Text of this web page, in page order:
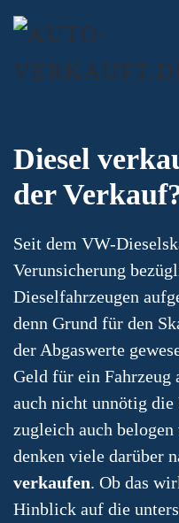
Diesel
der
Seit dem VW-
Verunsicherung
Dieselfahrzeugen
denn Grund für den
der Abgaswerte
Geld für ein Fahrzeug
auch nicht unnötig
zugleich auch
denken viele darüber
verkaufen. Ob das
Hinblick auf die